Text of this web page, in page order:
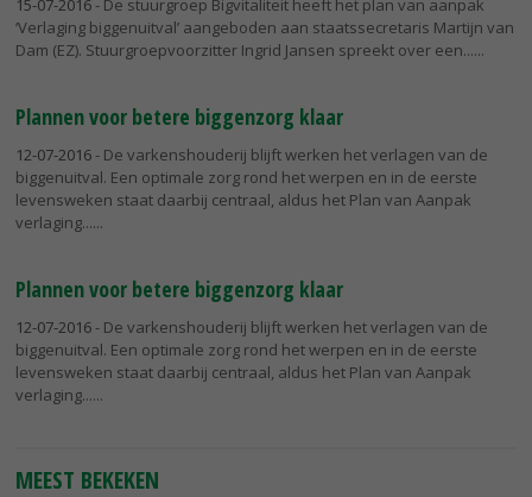
15-07-2016- De stuurgroep Bigvitaliteit heeft het plan van aanpak
‘Verlaging biggenuitval’ aangeboden aan staatssecretaris Martijn van
Dam (EZ). Stuurgroepvoorzitter Ingrid Jansen spreekt over een...
Plannen voor betere biggenzorg klaar
12-07-2016- De varkenshouderij blijft werken het verlagen van de
biggenuitval. Een optimale zorg rond het werpen en in de eerste
levensweken staat daarbij centraal, aldus het Plan van Aanpak
verlaging...
Plannen voor betere biggenzorg klaar
12-07-2016- De varkenshouderij blijft werken het verlagen van de
biggenuitval. Een optimale zorg rond het werpen en in de eerste
levensweken staat daarbij centraal, aldus het Plan van Aanpak
verlaging...
MEEST BEKEKEN